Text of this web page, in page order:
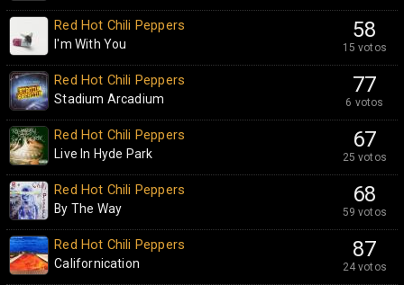
58
15 votos
Red Hot Chili Peppers
I'm With You
77
6 votos
Red Hot Chili Peppers
Stadium Arcadium
67
25 votos
Red Hot Chili Peppers
Live In Hyde Park
68
59 votos
Red Hot Chili Peppers
By The Way
87
24 votos
Red Hot Chili Peppers
Californication